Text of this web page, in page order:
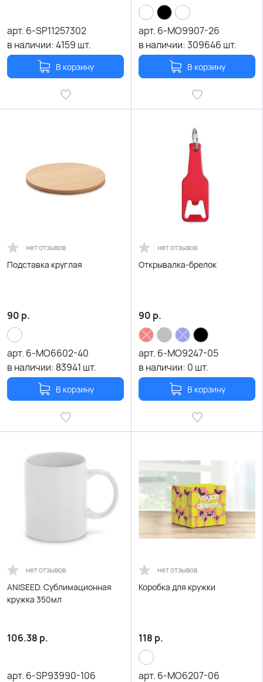
арт. 6-SP11257302
в наличии:4159 шт.
В корзину
арт. 6-MO9907-26
в наличии:309646 шт.
В корзину
нет отзывов
Подставка круглая
90 р.
арт. 6-MO6602-40
в наличии: 83941 шт.
В корзину
нет отзывов
Открывалка-брелок
90 р.
арт. 6-MO9247-05
в наличии: 0 шт.
В корзину
нет отзывов
ANISEED. Сублимационная
кружка 350мл
106.38 р.
арт. 6-SP93990-106
нет отзывов
Коробка для кружки
118 р.
арт. 6-MO6207-06